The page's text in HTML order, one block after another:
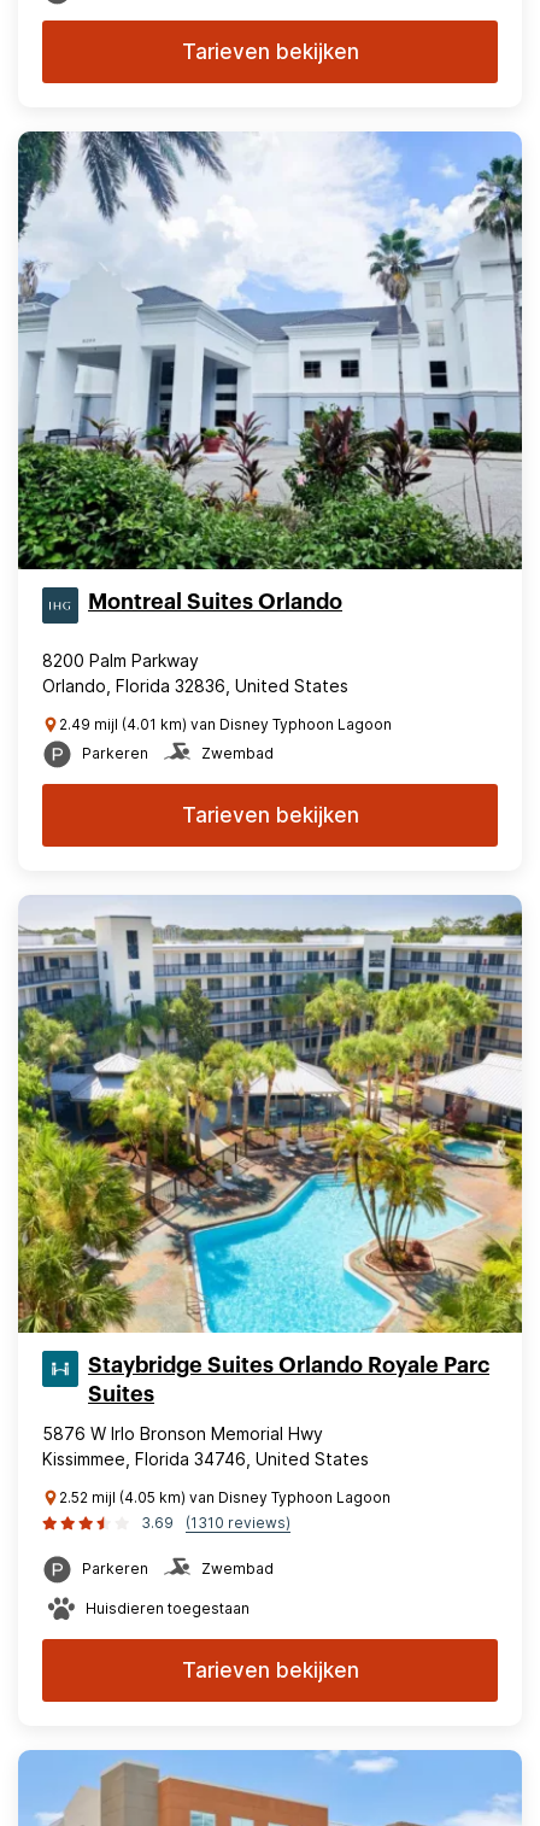
Tarieven bekijken
Montreal Suites Orlando
8200 Palm Parkway
Orlando, Florida 32836, United States
2.49 mijl (4.01 km) van Disney Typhoon Lagoon
Parkeren
Zwembad
Tarieven bekijken
Staybridge Suites Orlando Royale Parc
Suites
5876 W Irlo Bronson Memorial Hwy
Kissimmee, Florida 34746, United States
2.52 mijl (4.05 km) van Disney Typhoon Lagoon
3.69
(1310 reviews)
Parkeren Zwembad
Huisdieren toegestaan
Tarieven bekijken